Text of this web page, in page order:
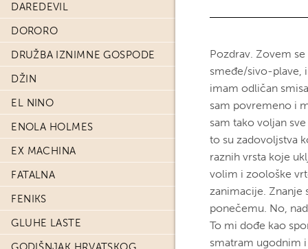
DAREDEVIL
DORORO
DRUŽBA IZNIMNE GOSPODE
DŽIN
EL NINO
ENOLA HOLMES
EX MACHINA
FATALNA
FENIKS
GLUHE LASTE
Pozdrav. Zovem
smeđe/sivo-plave,
imam odličan
sam povremeno i
sam tako voljan
to su zadovoljstva
raznih vrsta koje
volim i zoološke
zanimacije. Znanje
ponečemu. No,
To mi dođe kao
smatram ugodnim